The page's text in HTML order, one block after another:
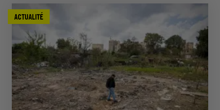
ACTUALITÉ